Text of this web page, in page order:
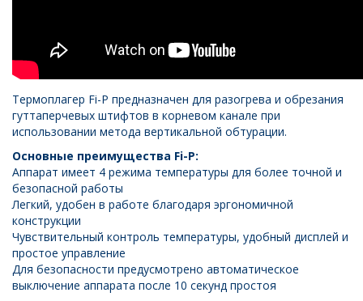
Термоплагер Fi-P предназначен для разогрева и обрезания
гуттаперчевых штифтов в корневом канале при
использовании метода вертикальной обтурации.
Основные преимущества Fi-P:
Аппарат имеет 4 режима температуры для более точной и
безопасной работы
Легкий, удобен в работе благодаря эргономичной
конструкции
Чувствительный контроль температуры, удобный дисплей и
простое управление
Для безопасности предусмотрено автоматическое
выключение аппарата после 10 секунд простоя